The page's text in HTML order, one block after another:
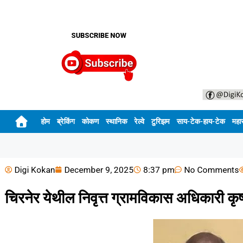
SUBSCRIBE NOW
होम ब्रेकिंग कोकण स्थानिक रेल्वे टुरिझम साय-टेक-हाय-टेक
Digi Kokan December 9, 2025 8:37 pm No Comments
चिरनेर येथील निवृत्त ग्रामविकास अधिकारी